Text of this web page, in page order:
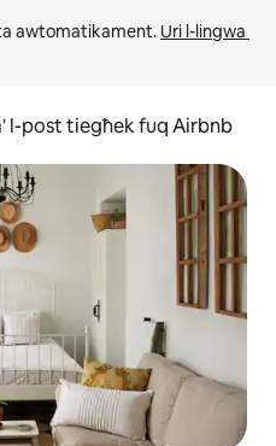
awtomatikament. Uri l-lingwa
l-post tiegħek fuq Airbnb